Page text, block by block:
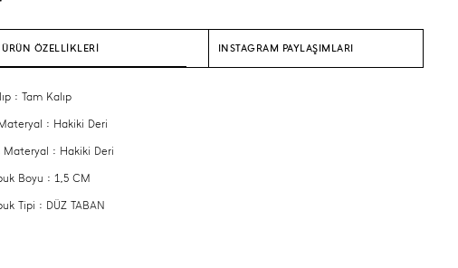
ÜRÜN ÖZELLİKLERİ INSTAGRAM PAYLAŞIMLARI
: Tam Kalıp
: Hakiki Deri
Materyal : Hakiki Deri
Boyu : 1,5 CM
Tipi : DÜZ TABAN